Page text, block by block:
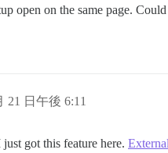
open on the same page.
21 日午後 6:11
got this feature here.